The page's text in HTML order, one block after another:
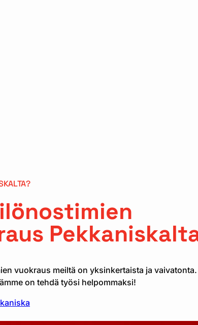
vuokraus meiltä on yksinkertaista ja vaivatonta.
on tehdä työsi helpommaksi!